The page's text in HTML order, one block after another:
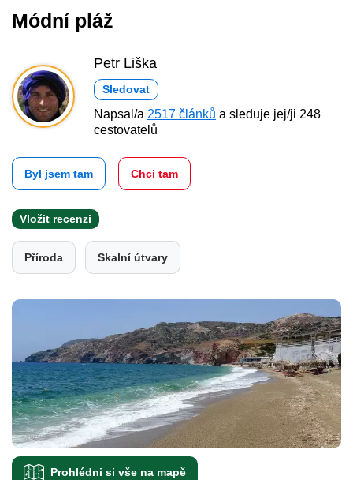
Módní pláž
Petr Liška
Sledovat
Napsal/a 2517 článků a sleduje jej/ji 248
cestovatelů
Byl jsem tam Chci tam
Vložit recenzi
Příroda Skalní útvary
Prohlédni si vše na mapě